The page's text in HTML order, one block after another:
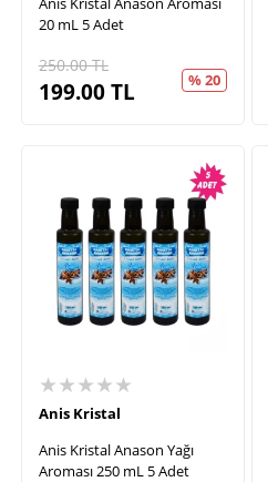
20 mL 5 Adet
250.00TL
199.00TL % 20
★★★★★
Anis Kristal
Anis Kristal Anason Yağı
Aroması 250 mL 5 Adet